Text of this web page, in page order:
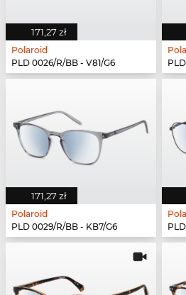
171,27 zł
Polaroid
PLD 0026/R/BB - V81/G6
171,27 zł
Polaroid
PLD 0029/R/BB - KB7/G6